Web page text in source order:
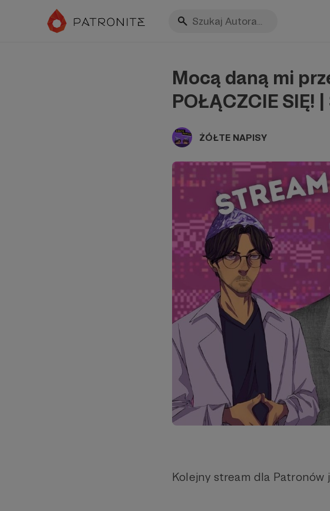
Mocą daną mi
POŁĄCZCIE SIĘ!
ŻÓŁTE NAPISY
Kolejny stream dla Patronów